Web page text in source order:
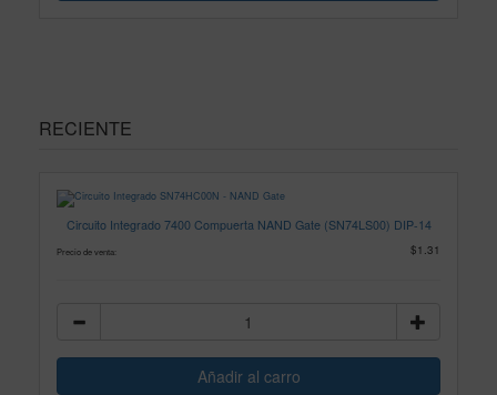
RECIENTE
Circuito Integrado 7400 Compuerta NAND Gate (SN74LS00) DIP-14
Precio de venta: $1.31